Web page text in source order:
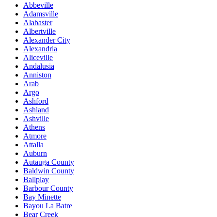
Abbeville
Adamsville
Alabaster
Albertville
Alexander City
Alexandria
Aliceville
Andalusia
Anniston
Arab
Argo
Ashford
Ashland
Ashville
Athens
Atmore
Attalla
Auburn
Autauga County
Baldwin County
Ballplay
Barbour County
Bay Minette
Bayou La Batre
Bear Creek